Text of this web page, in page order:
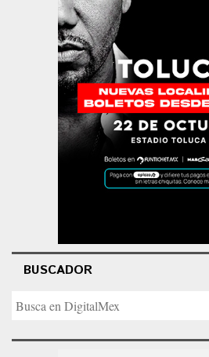
BUSCADOR